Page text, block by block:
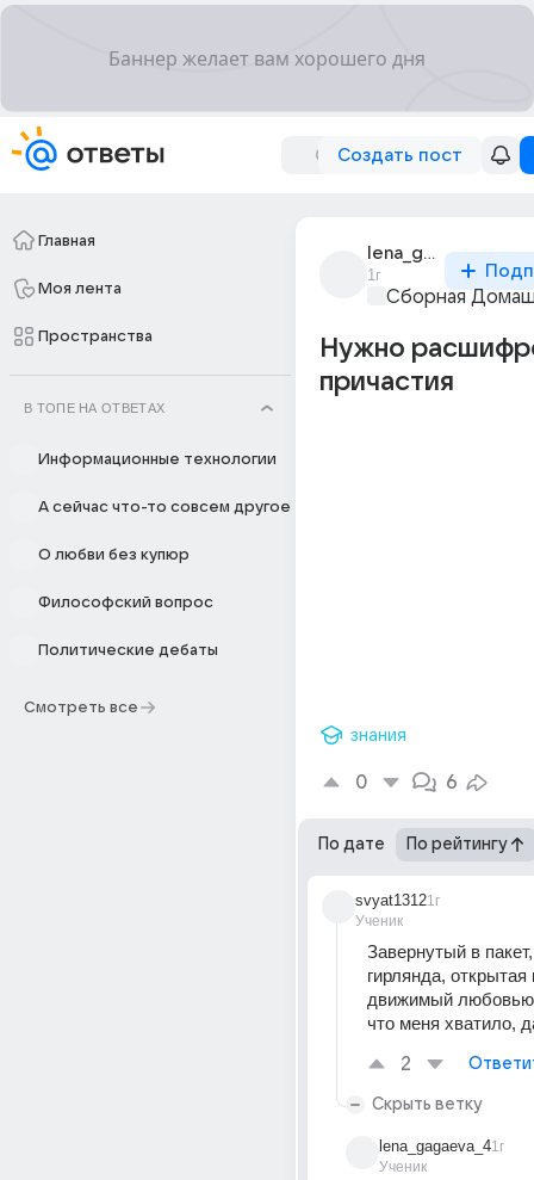
Создать пост
Главная
Моя лента
Пространства
В ТОПЕ НА ОТВЕТАХ
Информационные технологии
А сейчас что-то совсем другое
О любви без купюр
Философский вопрос
Политические дебаты
Смотреть все
lena_gagaeva_4
1г
Сборная
Нужно
причастия
знания
0 6
По дате По рейтингу
svyat1312
Ученик
1г
Завернутый в
гирлянда, открытая
движимый
что меня хватило,
2
Скрыть ветку
lena_gagaeva_4
Ученик
1г